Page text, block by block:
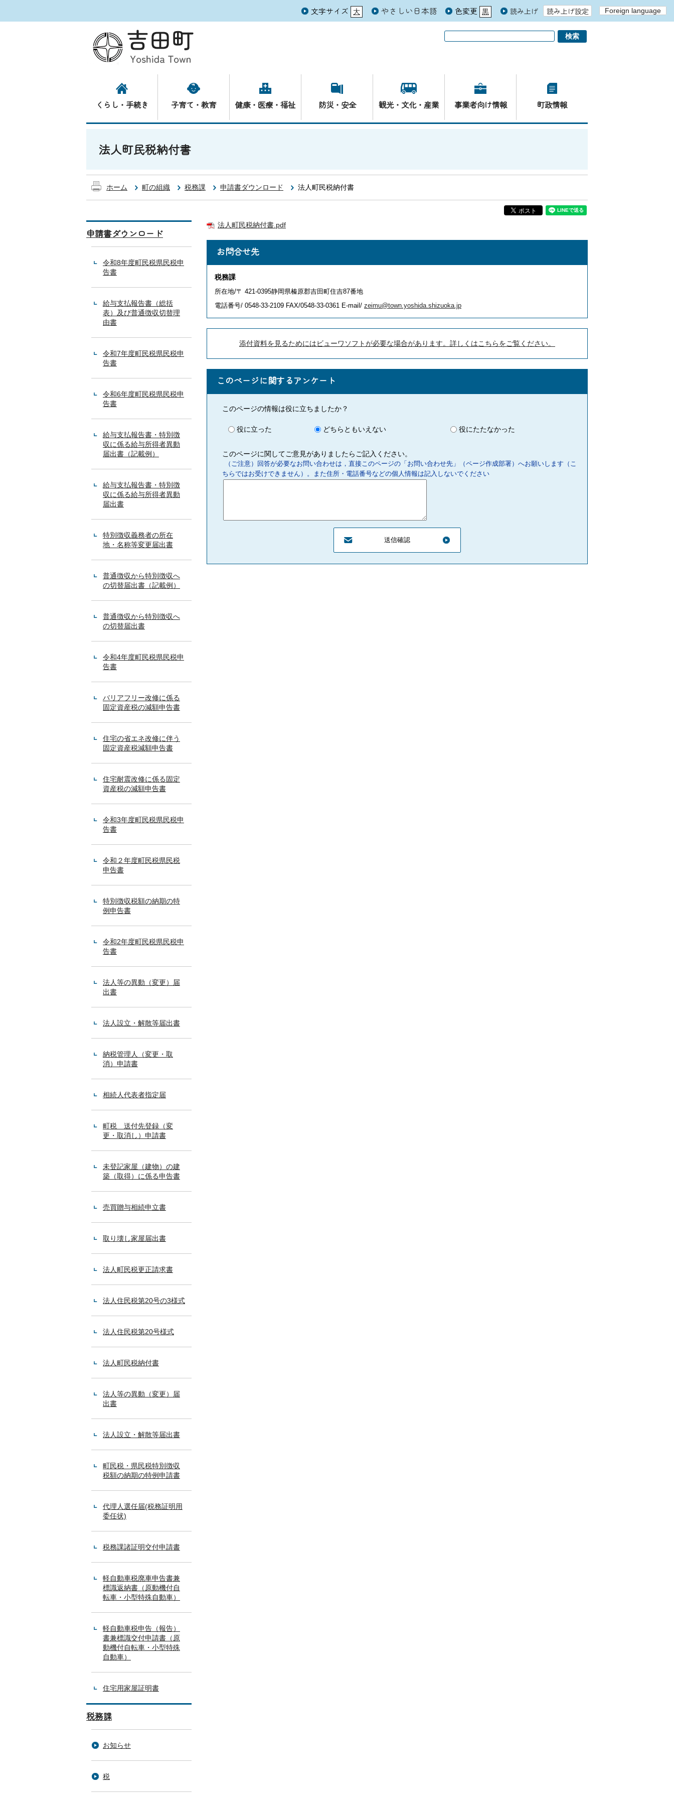
文字サイズ 大
元 やさしい日本語 色変更 黒
青
白 読み上げ 読み上げ設定 Foreign language
くらし・手続き 子育て・教育 健康・医療・福祉 防災・安全 観光・文化・産業 事業者向け情報 町政情報
法人町民税納付書
ホーム 町の組織 税務課 申請書ダウンロード 法人町民税納付書
申請書ダウンロード
令和8年度町民税県民税申
告書
給与支払報告書（総括
表）及び普通徴収切替理
由書
令和7年度町民税県民税申
告書
令和6年度町民税県民税申
告書
給与支払報告書・特別徴
収に係る給与所得者異動
届出書（記載例）
給与支払報告書・特別徴
収に係る給与所得者異動
届出書
特別徴収義務者の所在
地・名称等変更届出書
普通徴収から特別徴収へ
の切替届出書（記載例）
普通徴収から特別徴収へ
の切替届出書
令和4年度町民税県民税申
告書
バリアフリー改修に係る
固定資産税の減額申告書
住宅の省エネ改修に伴う
固定資産税減額申告書
住宅耐震改修に係る固定
資産税の減額申告書
令和3年度町民税県民税申
告書
令和２年度町民税県民税
申告書
特別徴収税額の納期の特
例申告書
令和2年度町民税県民税申
告書
法人等の異動（変更）届
出書
法人設立・解散等届出書
納税管理人（変更・取
消）申請書
相続人代表者指定届
町税 送付先登録（変
更・取消し）申請書
未登記家屋（建物）の建
築（取得）に係る申告書
売買贈与相続申立書
取り壊し家屋届出書
法人町民税更正請求書
法人住民税第20号の3様式
法人住民税第20号様式
法人町民税納付書
法人等の異動（変更）届
出書
法人設立・解散等届出書
町民税・県民税特別徴収
税額の納期の特例申請書
代理人選任届(税務証明用
委任状)
税務課諸証明交付申請書
軽自動車税廃車申告書兼
標識返納書（原動機付自
転車・小型特殊自動車）
軽自動車税申告（報告）
書兼標識交付申請書（原
動機付自転車・小型特殊
自動車）
住宅用家屋証明書
税務課
お知らせ
税
法人町民税納付書.pdf
お問合せ先
税務課
所在地/〒 421-0395静岡県榛原郡吉田町住吉87番地
電話番号/ 0548-33-2109 FAX/0548-33-0361 E-mail/ zeimu@town.yoshida.shizuoka.jp
添付資料を見るためにはビューワソフトが必要な場合があります。詳しくはこちらをご覧ください。
このページに関するアンケート
このページの情報は役に立ちましたか？
役に立った どちらともいえない 役にたたなかった
このページに関してご意見がありましたらご記入ください。
（ご注意）回答が必要なお問い合わせは，直接このページの「お問い合わせ先」（ページ作成部署）へお願いします（こ
ちらではお受けできません）。また住所・電話番号などの個人情報は記入しないでください